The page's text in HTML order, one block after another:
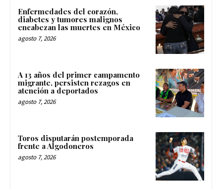
Enfermedades del corazón,
diabetes y tumores malignos
encabezan las muertes en México
agosto 7, 2026
A 13 años del primer campamento
migrante, persisten rezagos en
atención a deportados
agosto 7, 2026
Toros disputarán postemporada
frente a Algodoneros
agosto 7, 2026